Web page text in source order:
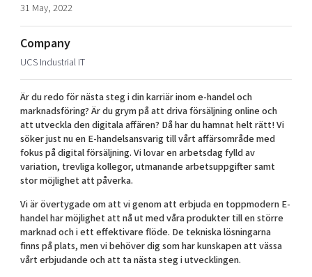
Artificial intelligence
Cybersecurity
Internet of Things
Global talent
Visual technologies
Shaping cities and regions
Bright East
East Sweden Tech Women
Reversed mentorship
Develop your company
Upgrade your skills & master new ones
Tech startups
Upscaling
Talent & skills
Offers to boost your business
About
Our story, mission & vision
Our community of companies
Projects
Publications
Project toolbox
Our clusters
40 years anniversary
Today's lunch in Mjärdevi
31 May, 2022
Company
UCS Industrial IT
Är du redo för nästa steg i din karriär inom e-handel och
marknadsföring? Är du grym på att driva försäljning online och
att utveckla den digitala affären? Då har du hamnat helt rätt! Vi
söker just nu en E-handelsansvarig till vårt affärsområde med
fokus på digital försäljning. Vi lovar en arbetsdag fylld av
variation, trevliga kollegor, utmanande arbetsuppgifter samt
stor möjlighet att påverka.
Vi är övertygade om att vi genom att erbjuda en toppmodern E-
handel har möjlighet att nå ut med våra produkter till en större
marknad och i ett effektivare flöde. De tekniska lösningarna
finns på plats, men vi behöver dig som har kunskapen att vässa
vårt erbjudande och att ta nästa steg i utvecklingen.